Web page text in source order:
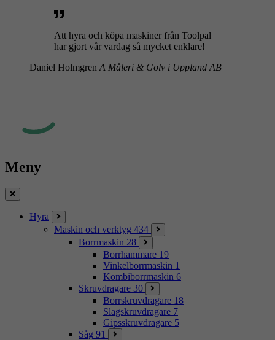
Att hyra och köpa maskiner från Toolpal
har gjort vår vardag så mycket enklare!
Daniel Holmgren A Måleri & Golv i Uppland AB
Meny
Stäng
Hyra
Maskin och verktyg 434
Borrmaskin 28
Borrhammare 19
Vinkelborrmaskin 1
Kombiborrmaskin 6
Skruvdragare 30
Borrskruvdragare 18
Slagskruvdragare 7
Gipsskruvdragare 5
Såg 91